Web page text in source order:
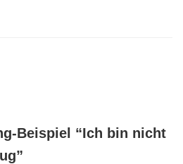
Beispiel “Ich bin nicht